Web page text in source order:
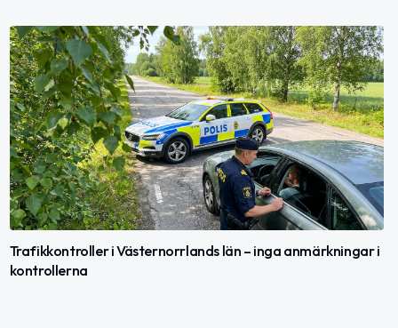
Trafikkontroller i Västernorrlands län – inga anmärkningar i
kontrollerna